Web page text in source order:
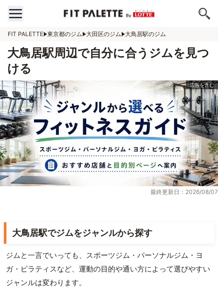
FIT PALETTE 東京都のジム 大田区のジム 大鳥居駅のジム
大鳥居駅周辺で自分に合うジムを見つ
ける
最終更新日：2026/08/07
大鳥居駅でジムをジャンルから探す
ジムと一言でいっても、スポーツジム・パーソナルジム・ヨ
ガ・ピラティスなど、運動の目的や通い方によって選びやすい
ジャンルは変わります。